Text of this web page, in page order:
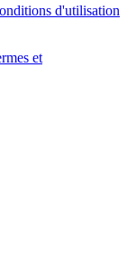
d'utilisation
et